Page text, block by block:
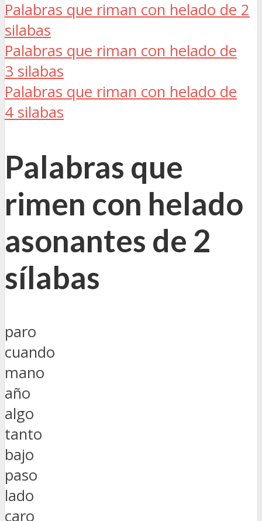
Palabras que riman con helado de 2
silabas
Palabras que riman con helado de
3 silabas
Palabras que riman con helado de
4 silabas
Palabras que
rimen con helado
asonantes de 2
sílabas
paro
cuando
mano
año
algo
tanto
bajo
paso
lado
caro